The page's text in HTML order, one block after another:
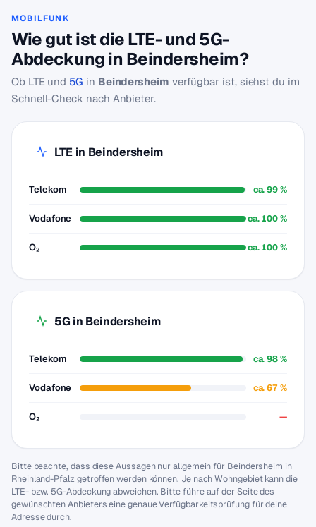
MOBILFUNK
Wie gut ist die LTE- und 5G-
Abdeckung in Beindersheim?
Ob LTE und 5G in Beindersheim verfügbar ist, siehst du im
Schnell-Check nach Anbieter.
LTE in Beindersheim
Telekom ca. 99 %
Vodafone ca. 100 %
O₂ ca. 100 %
5G in Beindersheim
Telekom ca. 98 %
Vodafone ca. 67 %
O₂ —
Bitte beachte, dass diese Aussagen nur allgemein für Beindersheim in
Rheinland-Pfalz getroffen werden können. Je nach Wohngebiet kann die
LTE- bzw. 5G-Abdeckung abweichen. Bitte führe auf der Seite des
gewünschten Anbieters eine genaue Verfügbarkeitsprüfung für deine
Adresse durch.